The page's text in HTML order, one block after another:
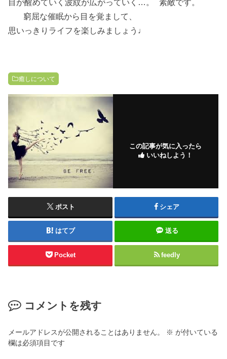
目が醒めていく波紋が広がっていく…。 素敵です。
窮屈な催眠から目を覚まして、
思いっきりライフを楽しみましょう♩
癒しについて
この記事が気に入ったら
いいねしよう！
ポスト シェア
はてブ 送る
Pocket feedly
コメントを残す
メールアドレスが公開されることはありません。 ※ が付いている
欄は必須項目です